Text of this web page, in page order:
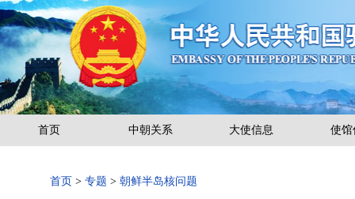
首页 中朝关系 大使信息 使馆
首页 > 专题 > 朝鲜半岛核问题